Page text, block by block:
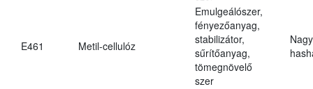
E461 Metil-cellulóz
Emulgeálószer,
fényezőanyag,
stabilizátor,
sűrítőanyag,
tömegnövelő
szer